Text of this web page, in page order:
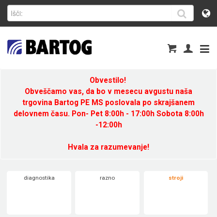
Obvestilo!
Obveščamo vas, da bo v mesecu avgustu naša
trgovina Bartog PE MS poslovala po skrajšanem
delovnem času. Pon- Pet 8:00h - 17:00h Sobota 8:00h
-12:00h
Hvala za razumevanje!
diagnostika razno stroji